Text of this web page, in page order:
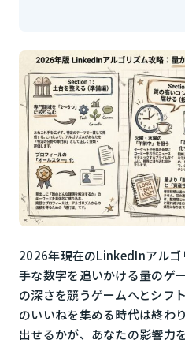
2026年現在のLinkedInアル
手な数字を追いかける量のゲ
の深さを競うゲームへとシフ
のいいねを集める時代は終わ
出せるかが、あなたの影響力